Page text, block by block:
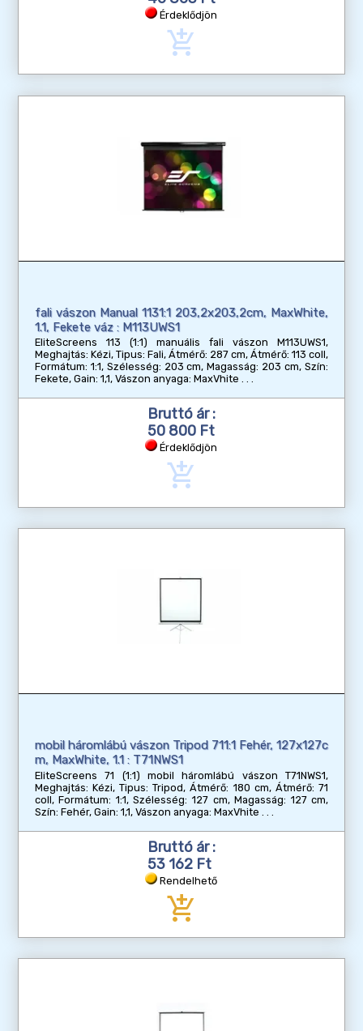
Érdeklődjön
add_shopping_cart
fali vászon Manual 1131:1 203,2x203,2cm, MaxWhite,
1.1, Fekete váz : M113UWS1
EliteScreens 113 (1:1) manuális fali vászon M113UWS1,
Meghajtás: Kézi, Tipus: Fali, Átmérő: 287 cm, Átmérő: 113 coll,
Formátum: 1:1, Szélesség: 203 cm, Magasság: 203 cm, Szín:
Fekete, Gain: 1,1, Vászon anyaga: MaxVhite
Bruttó ár :
50 800 Ft
Érdeklődjön
add_shopping_cart
mobil háromlábú vászon Tripod 711:1 Fehér, 127x127c
m, MaxWhite, 1.1 : T71NWS1
EliteScreens 71 (1:1) mobil háromlábú vászon T71NWS1,
Meghajtás: Kézi, Tipus: Tripod, Átmérő: 180 cm, Átmérő: 71
coll, Formátum: 1:1, Szélesség: 127 cm, Magasság: 127 cm,
Szín: Fehér, Gain: 1,1, Vászon anyaga: MaxVhite
Bruttó ár :
53 162 Ft
Rendelhető
add_shopping_cart